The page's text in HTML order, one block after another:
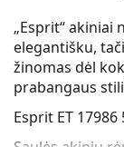
„Esprit“ akiniai
elegantišku,
žinomas dėl
prabangaus
Esprit ET 17986